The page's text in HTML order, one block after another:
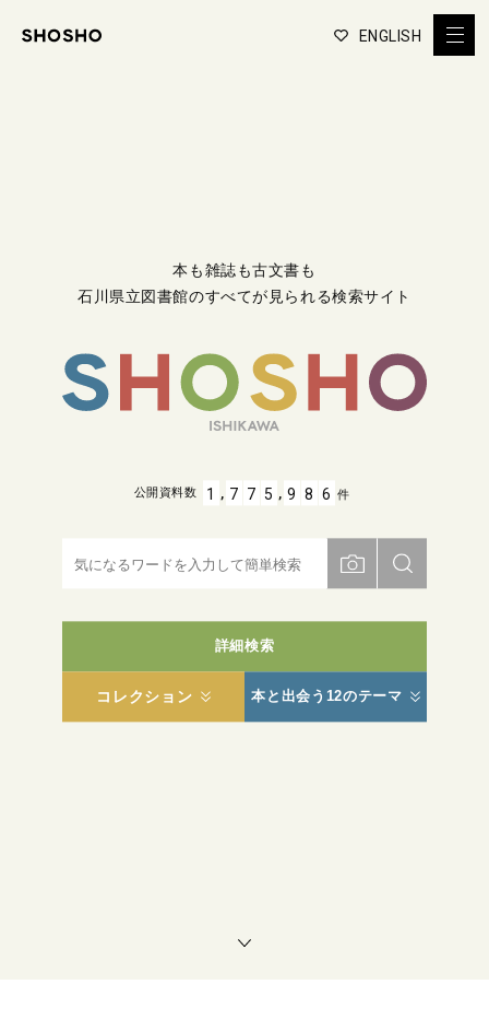
ENGLISH
本も雑誌も古文書も
石川県立図書館のすべてが見られる検索サイト
詳細検索
コレクション 本と出会う12のテーマ
公開資料数 1 , 7 7 5 , 9 8 6 件